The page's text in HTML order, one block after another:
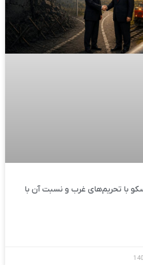
با تحریم‌های غرب و نسبت آن با